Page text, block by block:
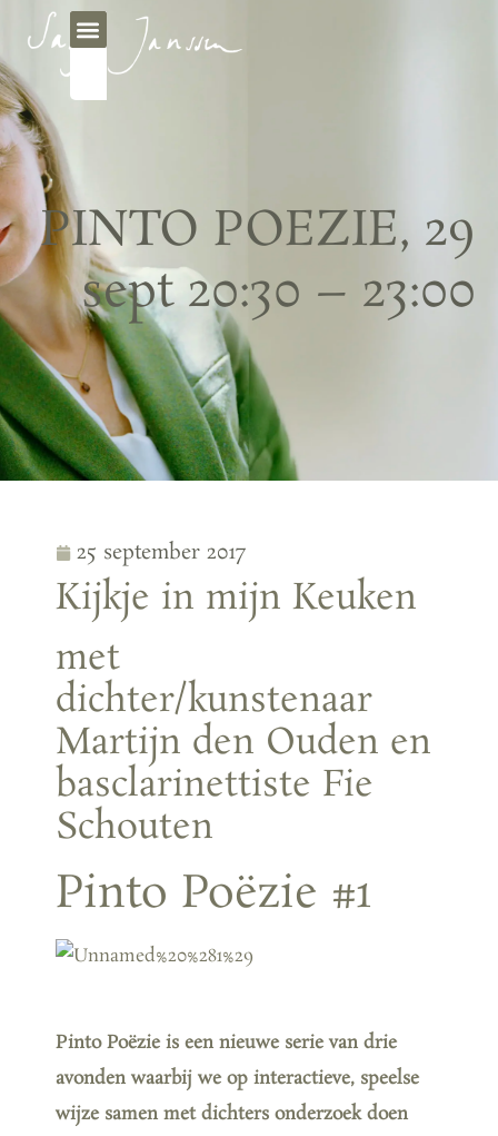
PINTO POEZIE, 29
sept 20:30 – 23:00
25 september 2017
Kijkje in mijn Keuken
met
dichter/kunstenaar
Martijn den Ouden en
basclarinettiste Fie
Schouten
Pinto Poëzie #1
Pinto Poëzie is een nieuwe serie van drie
avonden waarbij we op interactieve, speelse
wijze samen met dichters onderzoek doen